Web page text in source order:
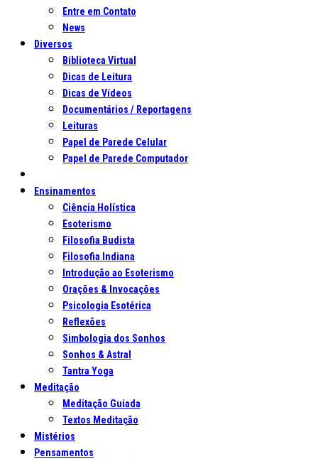
Entre em Contato
News
Diversos
Biblioteca Virtual
Dicas de Leitura
Dicas de Vídeos
Documentários / Reportagens
Leituras
Papel de Parede Celular
Papel de Parede Computador
Ensinamentos
Ciência Holística
Esoterismo
Filosofia Budista
Filosofia Indiana
Introdução ao Esoterismo
Orações & Invocações
Psicologia Esotérica
Reflexões
Simbologia dos Sonhos
Sonhos & Astral
Tantra Yoga
Meditação
Meditação Guiada
Textos Meditação
Mistérios
Pensamentos